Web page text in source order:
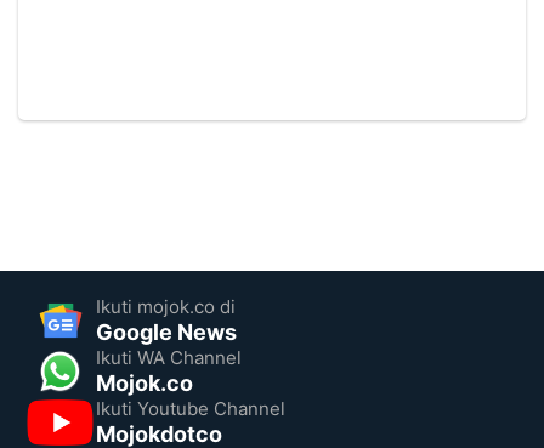
Ikuti mojok.co di
Google News
Ikuti WA Channel
Mojok.co
Ikuti Youtube Channel
Mojokdotco